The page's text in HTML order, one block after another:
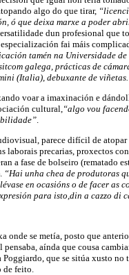
algo do que tirar,
ó que deixa marxe a poder
dun profesional que
fai máis
tamén na Universidade
galega, prácticas de
(Italia), debuxante de
voar a imaxinación e
cultural, “algo vou
parece difícil de
laborais precarias, proxectos
a fase de bolseiro (rematado
“Hai unha chea de produtoras
en ocasións o de facer as
para isto,din a cazzo di
onde se metía, posto que
aínda que cousa
que se sitúa xusto no
feito.